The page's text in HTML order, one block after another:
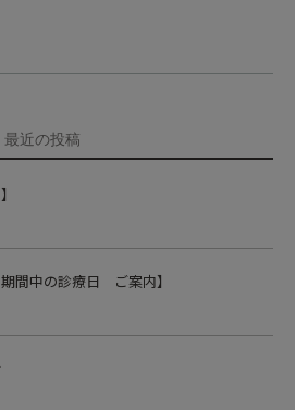
最近の投稿
間中の診療日 ご案内】